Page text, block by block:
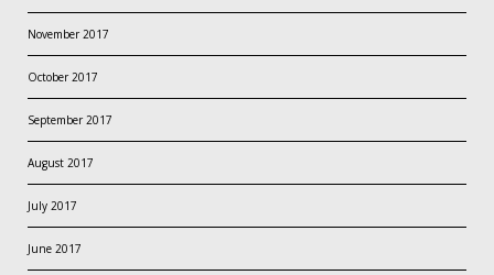
November 2017
October 2017
September 2017
August 2017
July 2017
June 2017